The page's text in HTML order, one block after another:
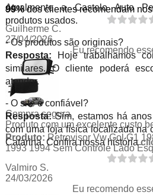
Atualmente a Castelo Auto
produtos usados.
- Os produtos são originais?
Resposta: Hoje trabalhamos
similares. O cliente poderá
atender.
- O site é confiável?
Resposta:Sim, estamos há
com uma loja física localizada na
Catarina. Confira nossa história
99% dos clientes recomendam
Guilherme C.
27/04/2026
Eu recomendo
Compra segura
Produto com um excelente custo
Produto: Retrovisor Vw Gol G1
1993 1994 Sem Controle Lado
Valmiro S.
24/03/2026
Eu recomendo